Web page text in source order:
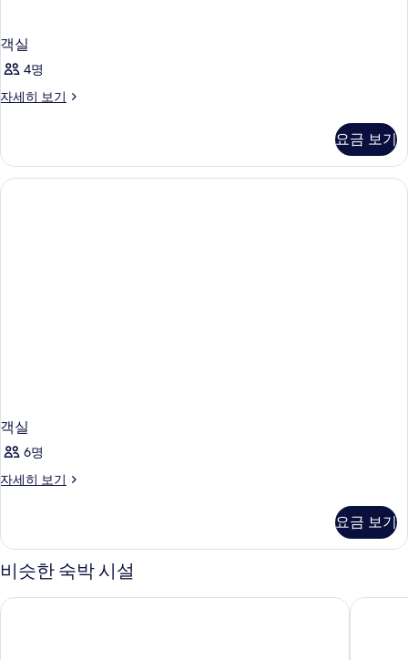
객실
4명
자세히 보기
객
히
보
기
요금 보기
객실
6명
자세히 보기
객
히
보
기
요금 보기
비슷한 숙박 시설
페어웨이스 앤드 블루워터 보라카이 마르닌